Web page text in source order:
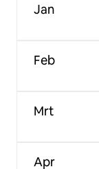
Jan
Feb
Mrt
Apr